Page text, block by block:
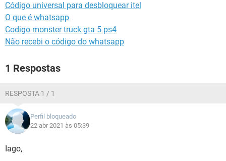
Código universal para desbloquear itel
O que é whatsapp
Codigo monster truck gta 5 ps4
Não recebi o código do whatsapp
1 Respostas
RESPOSTA 1 / 1
Perfil bloqueado
22 abr 2021 às 05:39
Iago,